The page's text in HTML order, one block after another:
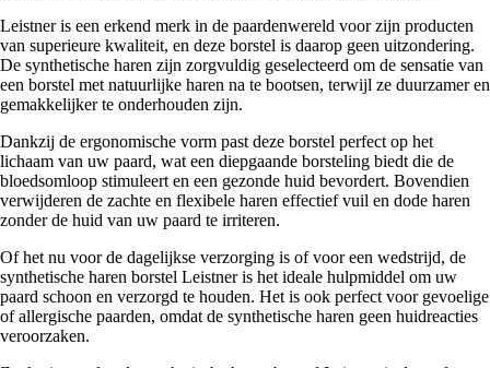
Leistner is een erkend merk in de paardenwereld voor zijn producten
van superieure kwaliteit, en deze borstel is daarop geen uitzondering.
De synthetische haren zijn zorgvuldig geselecteerd om de sensatie van
een borstel met natuurlijke haren na te bootsen, terwijl ze duurzamer en
gemakkelijker te onderhouden zijn.
Dankzij de ergonomische vorm past deze borstel perfect op het
lichaam van uw paard, wat een diepgaande borsteling biedt die de
bloedsomloop stimuleert en een gezonde huid bevordert. Bovendien
verwijderen de zachte en flexibele haren effectief vuil en dode haren
zonder de huid van uw paard te irriteren.
Of het nu voor de dagelijkse verzorging is of voor een wedstrijd, de
synthetische haren borstel Leistner is het ideale hulpmiddel om uw
paard schoon en verzorgd te houden. Het is ook perfect voor gevoelige
of allergische paarden, omdat de synthetische haren geen huidreacties
veroorzaken.